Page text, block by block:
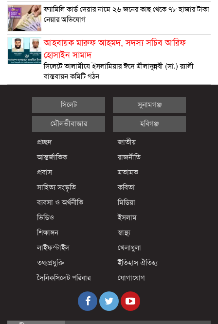
ফ্যামিলি কার্ড দেয়ার নামে ২৬ জনের কাছ থেকে ৭৮ হাজার টাকা
নেয়ার অভিযোগ
আহবায়ক মারুফ আহমদ, সদস্য সচিব আরিফ
হোসাইন সামাদ
সিলেটে তালামীযে ইসলামিয়ার ঈদে মীলাদুন্নবী (সা.) র‌্যালী
বাস্তবায়ন কমিটি গঠন
সিলেট সুনামগঞ্জ
মৌলভীবাজার হবিগঞ্জ
প্রচ্ছদ
জাতীয়
আন্তর্জাতিক
রাজনীতি
প্রবাস
মতামত
সাহিত্য সংস্কৃতি
কবিতা
ব্যবসা ও অর্থনীতি
মিডিয়া
ভিডিও
ইসলাম
শিক্ষাঙ্গন
স্বাস্থ্য
লাইফস্টাইল
খেলাধুলা
তথ্যপ্রযুক্তি
ইতিহাস ঐতিহ্য
দৈনিকসিলেট পরিবার
যোগাযোগ